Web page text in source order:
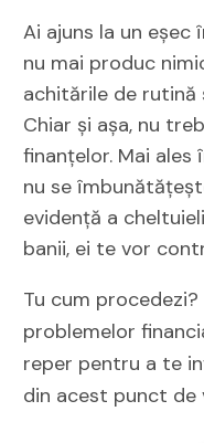
Ai ajuns la un eșec
nu mai produc
achitările de rutină
Chiar și așa, nu
finanțelor. Mai
nu se
evidență a
banii, ei te vor
Tu cum
problemelor
reper pentru a te
din acest punct de